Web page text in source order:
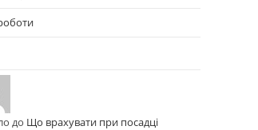
до Що врахувати при посадці